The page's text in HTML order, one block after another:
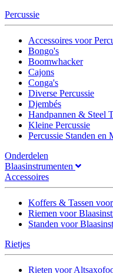
Percussie
Accessoires voor
Bongo's
Boomwhacker
Cajons
Conga's
Diverse Percussie
Djembés
Handpannen & Steel
Kleine Percussie
Percussie Standen en
Onderdelen
Blaasinstrumenten
Accessoires
Koffers & Tassen
Riemen voor
Standen voor
Rietjes
Rieten voor